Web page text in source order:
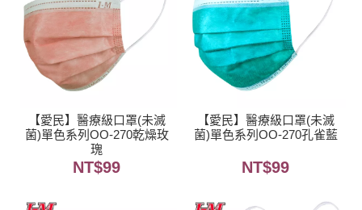
【愛民】醫療級口罩(未滅
菌)單色系列OO-270乾燥玫
瑰
NT$99
【愛民】醫療級口罩(未滅
菌)單色系列OO-270孔雀藍
NT$99